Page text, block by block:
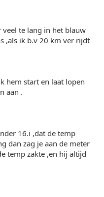
te lang in het blauw
,als ik b.v 20 km ver rijdt
hem start en laat lopen
aan .
16.i ,dat de temp
dan zag je aan de meter
temp zakte ,en hij altijd